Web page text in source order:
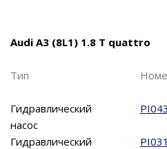
Audi A3 (8L1) 1.8 T quattro
Тип
Гидравлический
насос
Гидравлический